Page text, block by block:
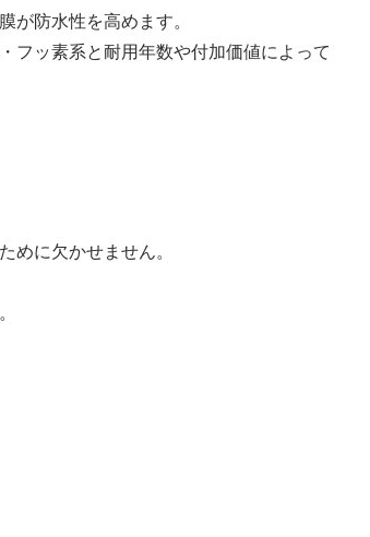
が防水性を高めます。
フッ素系と耐用年数や付加価値によって
めに欠かせません。